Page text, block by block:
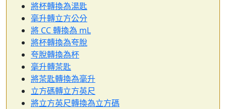
將杯轉換為湯匙
毫升轉立方公分
將 CC 轉換為 mL
將杯轉換為夸脫
夸脫轉換為杯
毫升轉茶匙
將茶匙轉換為毫升
立方碼轉立方英尺
將立方英尺轉換為立方碼